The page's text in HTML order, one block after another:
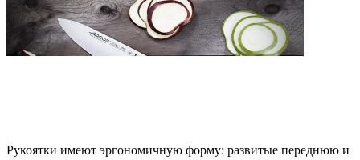
Рукоятки имеют эргономичную форму: развитые переднюю и